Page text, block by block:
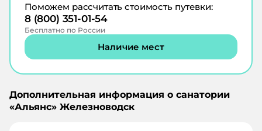
Поможем рассчитать стоимость путевки:
8 (800) 351-01-54
Бесплатно по России
Наличие мест
Дополнительная информация о санатории
«Альянс» Железноводск